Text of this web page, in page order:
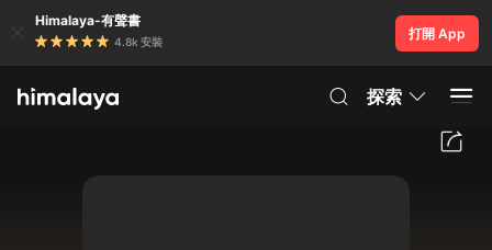
Himalaya-有聲書
4.8k 安裝
打開 App
探索